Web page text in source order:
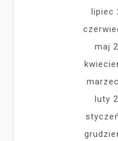
lipiec
maj
luty